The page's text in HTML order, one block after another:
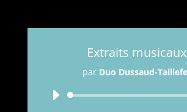
Extraits musicaux
par Duo Dussaud-
Lecteur